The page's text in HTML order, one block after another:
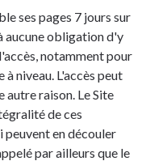
ses pages 7 jours sur
aucune obligation d'y
notamment pour
à niveau. L'accès peut
raison. Le Site
de ces
peuvent en découler
par ailleurs que le